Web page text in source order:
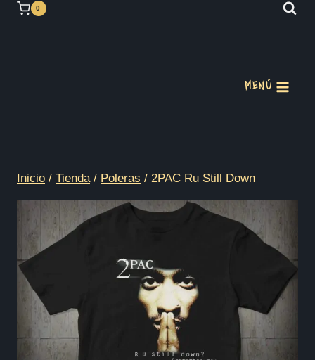
Saltar 0
MENÚ
Inicio / Tienda / Poleras / 2PAC Ru Still Down